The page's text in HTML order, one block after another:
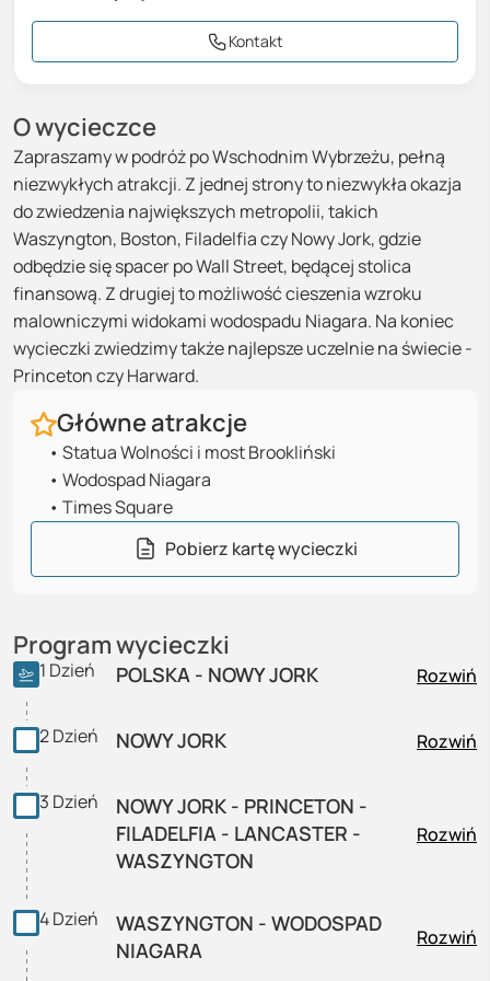
O wycieczce
Zapraszamy w podróż po Wschodnim Wybrzeżu, pełną
niezwykłych atrakcji. Z jednej strony to niezwykła okazja
do zwiedzenia największych metropolii, takich
Waszyngton, Boston, Filadelfia czy Nowy Jork, gdzie
odbędzie się spacer po Wall Street, będącej stolica
finansową. Z drugiej to możliwość cieszenia wzroku
malowniczymi widokami wodospadu Niagara. Na koniec
wycieczki zwiedzimy także najlepsze uczelnie na świecie -
Princeton czy Harward.
Główne atrakcje
• Statua Wolności i most Brookliński
• Wodospad Niagara
• Times Square
Pobierz kartę wycieczki
Program wycieczki
1 Dzień POLSKA - NOWY JORK Rozwiń
2Dzień NOWY JORK Rozwiń
3 Dzień
NOWY JORK - PRINCETON -
FILADELFIA - LANCASTER -
WASZYNGTON
Rozwiń
4Dzień
WASZYNGTON - WODOSPAD
NIAGARA
Rozwiń
18-06-2027-25-06-2027 6897 zł
Wylot: Warszawa
14-07-2027-
9dni,Wylot: Warszawa
Cena za osobę w pokoju 2-osobowym
14-08-2027 - 22-08-2027 6897 zł
9dni, Wylot: Warszawa
Cena za osobę w pokoju 2-osobowym
13-09-2027-21-09-2027 6897 zł
9dni, Wylot: Warszawa
Cena za osobę w pokoju 2-osobowym
01-11-2027-09-11-2027
9 dni,Wylot: Warszawa
Cena za osobę w pokoju 2-osobowym
Kontakt